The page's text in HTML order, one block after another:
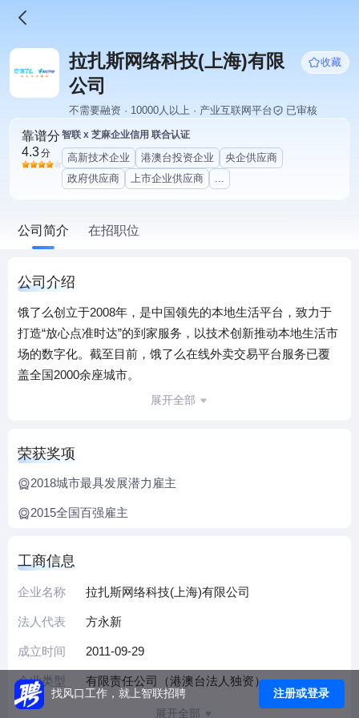
拉扎斯网络科技(上海)有限
公司
收藏
不需要融资 · 10000人以上 · 产业互联网平台 已审核
靠谱分
4.3分
智联 x 芝麻企业信用 联合认证
高新技术企业 港澳台投资企业
央企供应商
政府供应商
上市企业供应商 ...
公司简介 在招职位
公司介绍
饿了么创立于2008年，是中国领先的本地生活平台，致力于
打造“放心点准时达”的到家服务，以技术创新推动本地生活市
场的数字化。截至目前，饿了么在线外卖交易平台服务已覆
盖全国2000余座城市。
2020年起，饿了么开启从“送外卖”到“送万物”的全面升级，从
妆个护、婴宠用品、运动服饰，已有几十万商家在饿了么线
上经营，消费者可随时随地通过饿了么即时购买送达。
战略，通过城市服务和商业设计的创新，不断提升消费者的
和行业的复苏和提振。
通过科技升级和服务升级，饿了么正向消费者提供24小时全
心。通过平台服务和技术的提升，饿了么希望让商家和生态
合作伙伴的生意更简单、发展更有前景，让服务优质、商品
“生态协作”与“可持续发展”，是饿了么在平台商业设计中的重
要考量原则。饿了么将持续以数实融合做好本地消费创新，
展开全部
荣获奖项
2018城市最具发展潜力雇主
2015全国百强雇主
工商信息
企业名称 拉扎斯网络科技(上海)有限公司
法人代表 方永新
成立时间 2011-09-29
企业类型 有限责任公司（港澳台法人独资）
展开全部
找风口工作，就上智联招聘 注册或登录